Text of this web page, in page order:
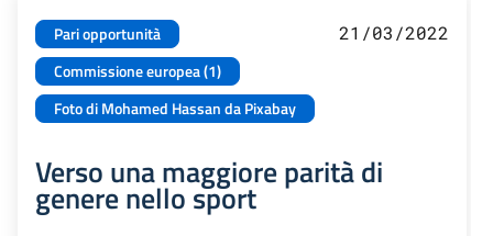
Pari opportunità
Commissione europea (1)
Foto di Mohamed Hassan da Pixabay
21/03/2022
Verso una maggiore parità di
genere nello sport